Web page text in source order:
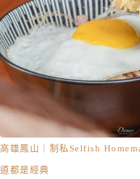
高雄鳳山｜制私Selfish
道都是經典